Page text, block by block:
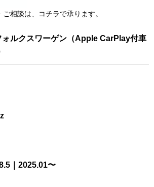
相談は、コチラで承ります。
ォルクスワーゲン（Apple CarPlay付車
｜2025.01〜